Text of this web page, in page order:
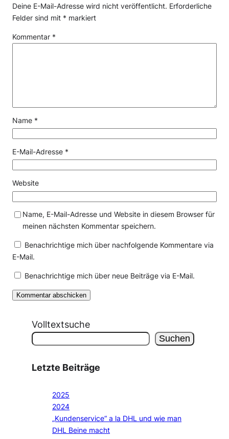
Deine E-Mail-Adresse wird nicht veröffentlicht. Erforderliche
Felder sind mit * markiert
Kommentar *
Name *
E-Mail-Adresse *
Website
Name, E-Mail-Adresse und Website in diesem Browser für
meinen nächsten Kommentar speichern.
Benachrichtige mich über nachfolgende Kommentare via
E-Mail.
Benachrichtige mich über neue Beiträge via E-Mail.
Volltextsuche
Suchen
Letzte Beiträge
2025
2024
„Kundenservice“ a la DHL und wie man
DHL Beine macht